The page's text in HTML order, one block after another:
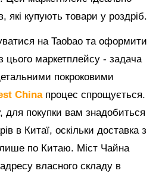
які купують товари у роздріб.
на Taobao та оформити
цього маркетплейсу - задача
покроковими
China процес спрощується.
для покупки вам знадобиться
в Китаї, оскільки доставка з
по Китаю. Міст Чайна
власного складу в